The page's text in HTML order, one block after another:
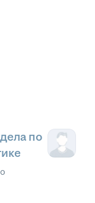
по